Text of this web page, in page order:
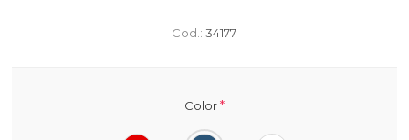
Cod.: 34177
Color*